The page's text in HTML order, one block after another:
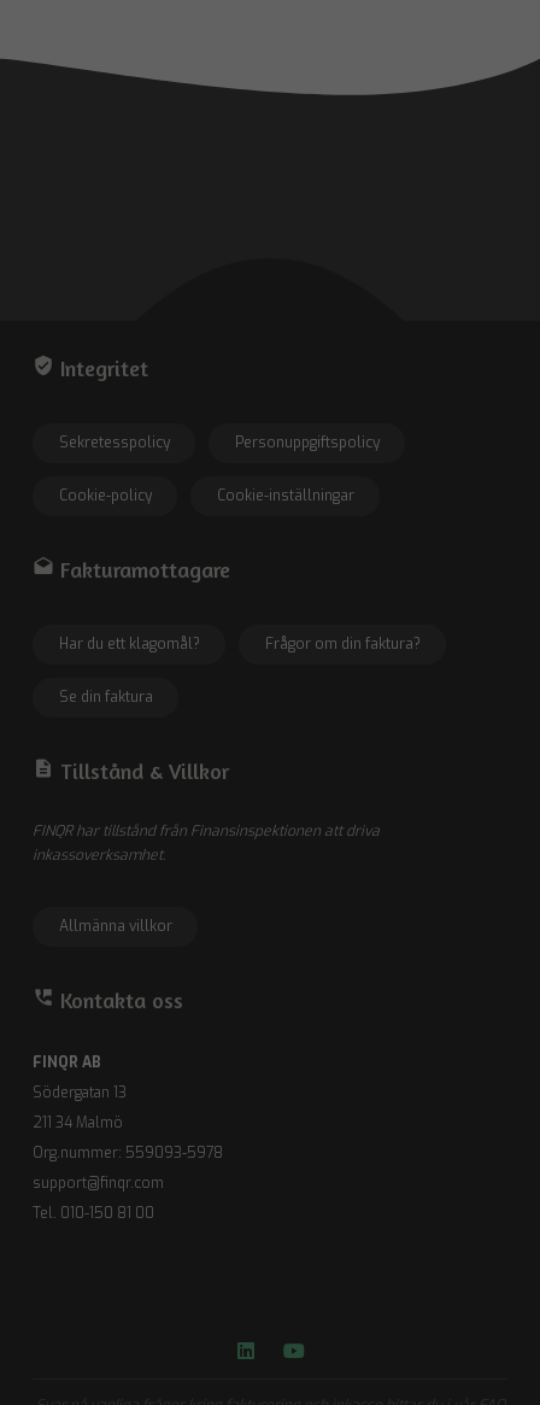
verified_user Integritet
Sekretesspolicy Personuppgiftspolicy
Cookie-policy Cookie-inställningar
drafts Fakturamottagare
Har du ett klagomål? Frågor om din faktura?
Se din faktura
description Tillstånd & Villkor
FINQR har tillstånd från Finansinspektionen att driva
inkassoverksamhet.
Allmänna villkor
perm_phone_msg Kontakta oss
FINQR AB
Södergatan 13
211 34 Malmö
Org.nummer: 559093-5978
support@finqr.com
Tel. 010-150 81 00